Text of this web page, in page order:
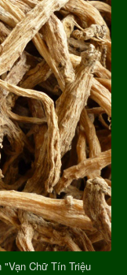
Chữ Tín Triệu